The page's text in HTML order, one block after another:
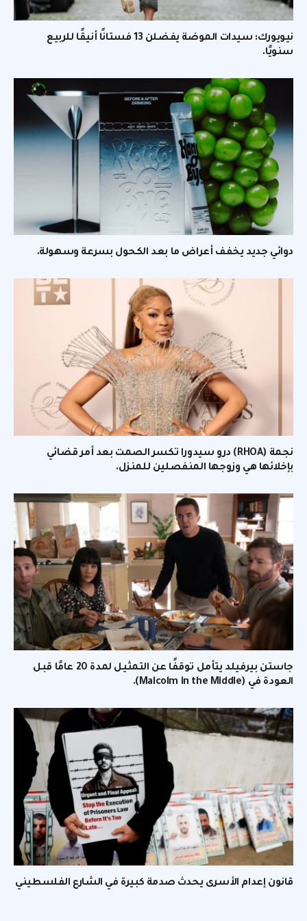
نيويورك: سيدات الموضة يفضلن 13 فستانًا أنيقًا للربيع
سنويًا.
دوائي جديد يخفف أعراض ما بعد الكحول بسرعة وسهولة.
نجمة (RHOA) درو سيدورا تكسر الصمت بعد أمر قضائي
بإخلائها هي وزوجها المنفصلين للمنزل.
جاستن بيرفيلد يتأمل توقفًا عن التمثيل لمدة 20 عامًا قبل
العودة في (Malcolm in the Middle).
قانون إعدام الأسرى يحدث صدمة كبيرة في الشارع الفلسطيني